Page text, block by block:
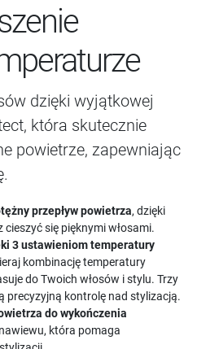
dzięki wyjątkowej
która skutecznie
powietrze, zapewniając
przepływ powietrza, dzięki
się pięknymi włosami.
3 ustawieniom temperatury
kombinację temperatury
do Twoich włosów i stylu. Trzy
precyzyjną kontrolę nad stylizacją.
do wykończenia
która pomaga